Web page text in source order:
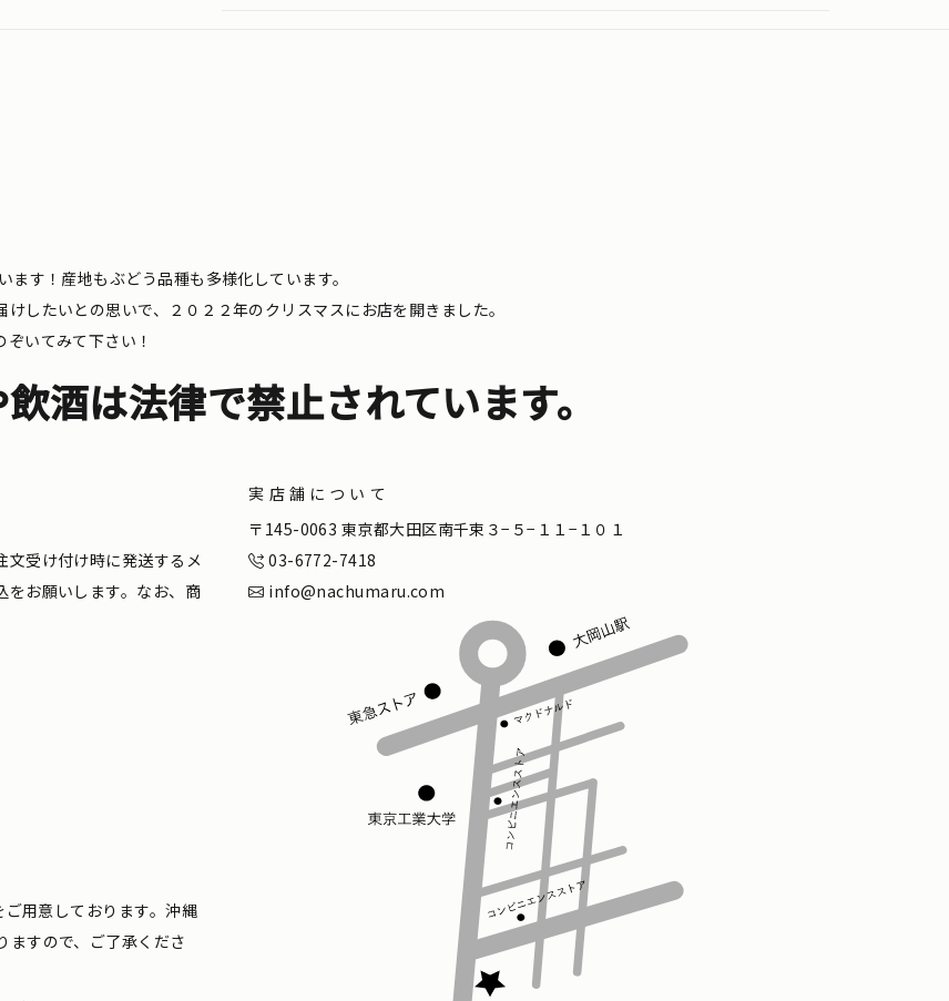
ます！産地もぶどう品種も多様化しています。
したいとの思いで、２０２２年のクリスマスにお店を開きました。
いてみて下さい！
酒は法律で禁止されています。
文受け付け時に発送するメ
をお願いします。なお、商
用意しております。沖縄
ますので、ご了承くださ
実店舗について
〒145-0063 東京都大田区南千束３−５−１１−１０１
03-6772-7418
info@nachumaru.com